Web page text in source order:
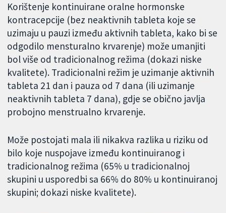
Korištenje kontinuirane oralne hormonske
kontracepcije (bez neaktivnih tableta koje se
uzimaju u pauzi između aktivnih tableta, kako bi se
odgodilo mensturalno krvarenje) može umanjiti
bol više od tradicionalnog režima (dokazi niske
kvalitete). Tradicionalni režim je uzimanje aktivnih
tableta 21 dan i pauza od 7 dana (ili uzimanje
neaktivnih tableta 7 dana), gdje se obično javlja
probojno menstrualno krvarenje.
Može postojati mala ili nikakva razlika u riziku od
bilo koje nuspojave između kontinuiranog i
tradicionalnog režima (65% u tradicionalnoj
skupini u usporedbi sa 66% do 80% u kontinuiranoj
skupini; dokazi niske kvalitete).